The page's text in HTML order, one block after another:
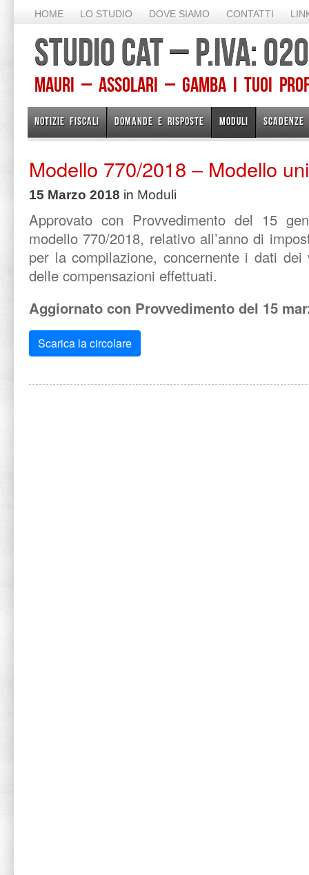
HOME LO STUDIO DOVE SIAMO CONTATTI
STUDIO CAT – P.IVA:
Mauri – Assolari – Gamba I TUOI
NOTIZIE FISCALI DOMANDE E RISPOSTE MODULI SCADENZE
Modello 770/2018 – Modello
15 Marzo 2018 in Moduli
Approvato con Provvedimento del 15
modello 770/2018, relativo all’anno di
per la compilazione, concernente i dati
delle compensazioni effettuati.
Aggiornato con Provvedimento del 15
Scarica la circolare